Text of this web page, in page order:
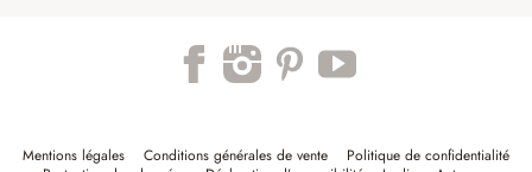
Mentions légales Conditions générales de vente
Politique de confidentialité